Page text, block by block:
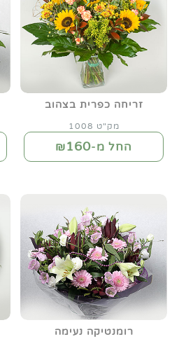
זריחה כפרית בצהוב
מק"ט 1008
החל מ-₪160
רומנטיקה נעימה